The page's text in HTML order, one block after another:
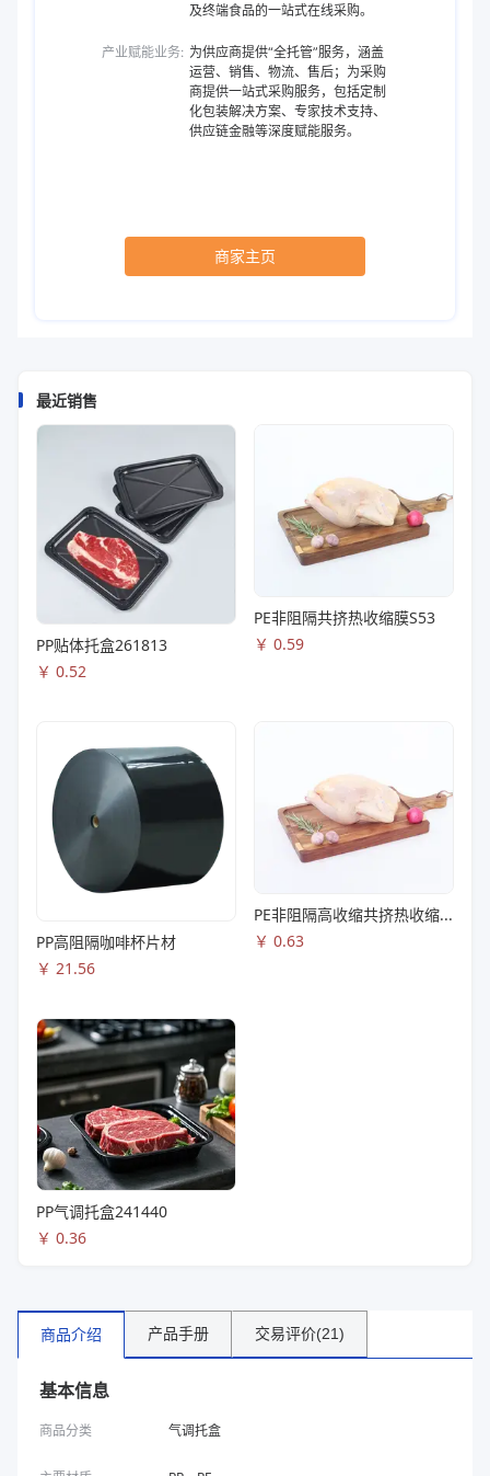
及终端食品的一站式在线采购。
产业赋能业务: 为供应商提供“全托管”服务，涵盖
运营、销售、物流、售后；为采购
商提供一站式采购服务，包括定制
化包装解决方案、专家技术支持、
供应链金融等深度赋能服务。
商家主页
最近销售
PP贴体托盒261813
￥ 0.52
PE非阻隔共挤热收缩膜S53
￥ 0.59
PP高阻隔咖啡杯片材
￥ 21.56
PE非阻隔高收缩共挤热收缩膜S83
￥ 0.63
PP气调托盒241440
￥ 0.36
商品介绍 产品手册 交易评价(21)
基本信息
商品分类 气调托盒